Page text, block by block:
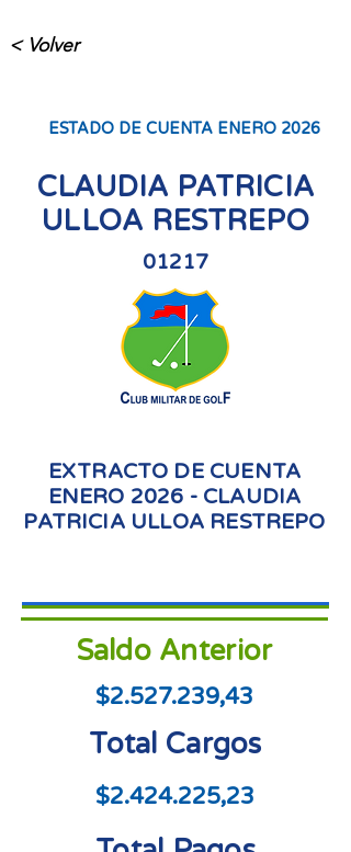
< Volver
ESTADO DE CUENTA ENERO 2026
CLAUDIA PATRICIA
ULLOA RESTREPO
01217
EXTRACTO DE CUENTA
ENERO 2026 - CLAUDIA
PATRICIA ULLOA RESTREPO
Saldo Anterior
$2.527.239,43
Total Cargos
$2.424.225,23